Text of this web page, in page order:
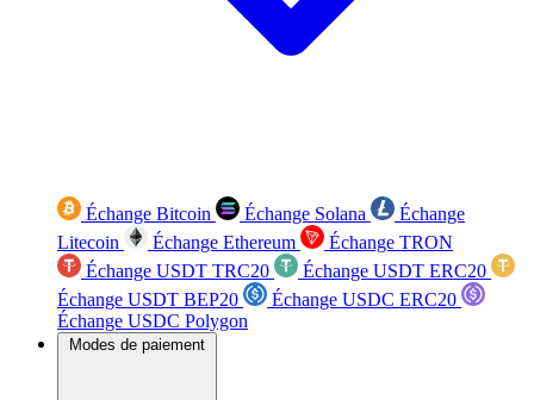
Échange Bitcoin Échange Solana
Échange
Litecoin
Échange Ethereum
Échange TRON
Échange USDT TRC20
Échange USDT ERC20
Échange USDT BEP20
Échange USDC ERC20
Échange USDC Polygon
Modes de paiement